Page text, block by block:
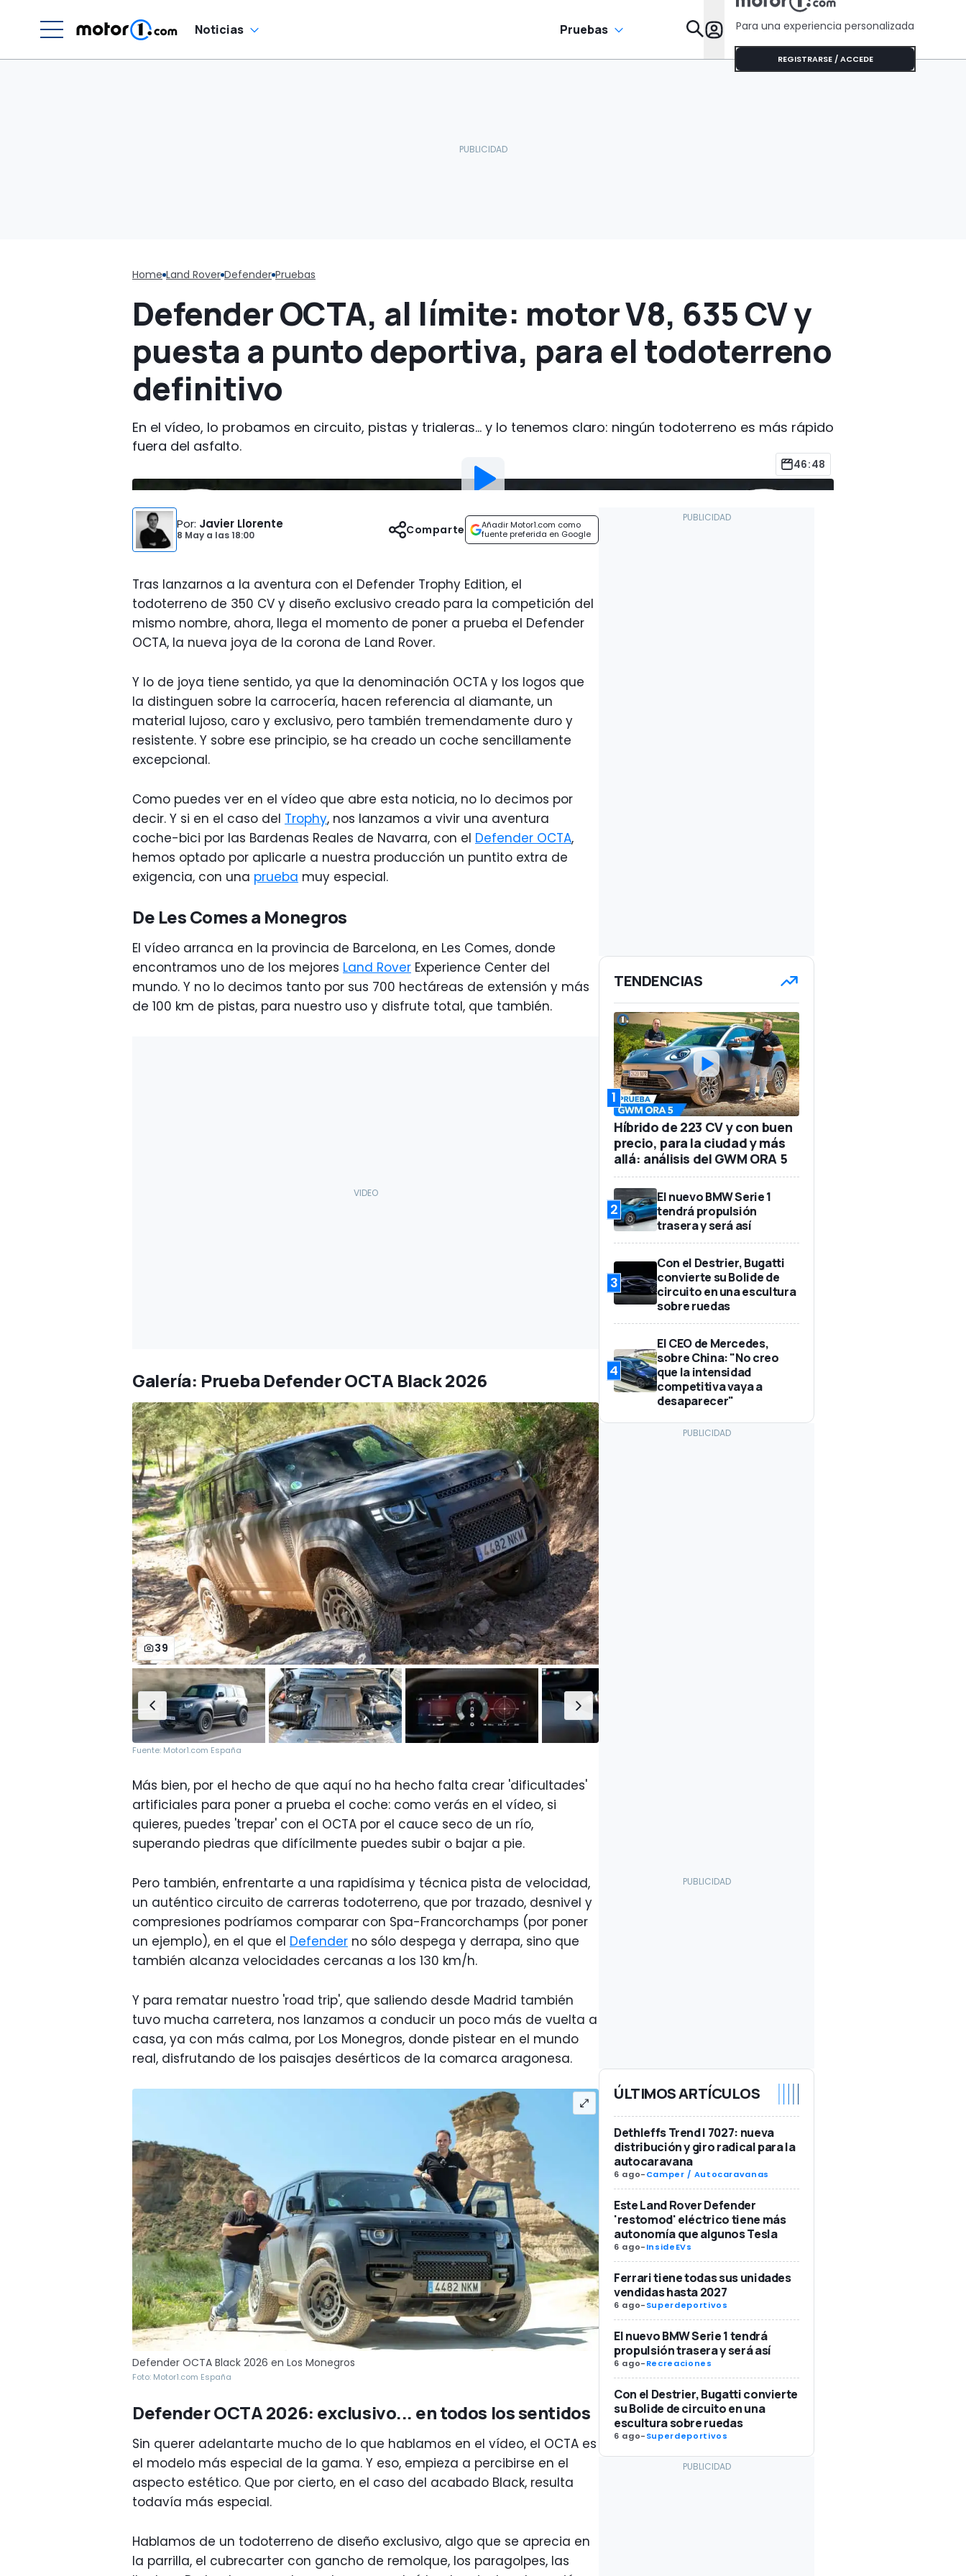
Noticias Pruebas Para una experiencia personalizada
REGISTRARSE / ACCEDE
Home Land Rover Defender Pruebas
Defender OCTA, al límite: motor V8, 635 CV y
puesta a punto deportiva, para el todoterreno
definitivo
En el vídeo, lo probamos en circuito, pistas y trialeras... y lo tenemos claro: ningún todoterreno es más rápido
fuera del asfalto.
46:48
Por: Javier Llorente
8 May a las18:00
Añadir Motor1.com como
fuente preferida en Google
Comparte
Tras lanzarnos a la aventura con el Defender Trophy Edition, el
todoterreno de 350 CV y diseño exclusivo creado para la competición del
mismo nombre, ahora, llega el momento de poner a prueba el Defender
OCTA, la nueva joya de la corona de Land Rover.
Y lo de joya tiene sentido, ya que la denominación OCTA y los logos que
la distinguen sobre la carrocería, hacen referencia al diamante, un
material lujoso, caro y exclusivo, pero también tremendamente duro y
resistente. Y sobre ese principio, se ha creado un coche sencillamente
excepcional.
Como puedes ver en el vídeo que abre esta noticia, no lo decimos por
decir. Y si en el caso del Trophy, nos lanzamos a vivir una aventura
coche-bici por las Bardenas Reales de Navarra, con el Defender OCTA,
hemos optado por aplicarle a nuestra producción un puntito extra de
exigencia, con una prueba muy especial.
De Les Comes a Monegros
El vídeo arranca en la provincia de Barcelona, en Les Comes, donde
encontramos uno de los mejores Land Rover Experience Center del
mundo. Y no lo decimos tanto por sus 700 hectáreas de extensión y más
de 100 km de pistas, para nuestro uso y disfrute total, que también.
Galería: Prueba Defender OCTA Black 2026
39
Fuente: Motor1.com España
Más bien, por el hecho de que aquí no ha hecho falta crear 'dificultades'
artificiales para poner a prueba el coche: como verás en el vídeo, si
quieres, puedes 'trepar' con el OCTA por el cauce seco de un río,
superando piedras que difícilmente puedes subir o bajar a pie.
Pero también, enfrentarte a una rapidísima y técnica pista de velocidad,
un auténtico circuito de carreras todoterreno, que por trazado, desnivel y
compresiones podríamos comparar con Spa-Francorchamps (por poner
un ejemplo), en el que el Defender no sólo despega y derrapa, sino que
también alcanza velocidades cercanas a los 130 km/h.
Y para rematar nuestro 'road trip', que saliendo desde Madrid también
tuvo mucha carretera, nos lanzamos a conducir un poco más de vuelta a
casa, ya con más calma, por Los Monegros, donde pistear en el mundo
real, disfrutando de los paisajes desérticos de la comarca aragonesa.
Defender OCTA Black 2026 en Los Monegros
Foto: Motor1.com España
Defender OCTA 2026: exclusivo... en todos los sentidos
Sin querer adelantarte mucho de lo que hablamos en el vídeo, el OCTA es
el modelo más especial de la gama. Y eso, empieza a percibirse en el
aspecto estético. Que por cierto, en el caso del acabado Black, resulta
todavía más especial.
Hablamos de un todoterreno de diseño exclusivo, algo que se aprecia en
la parrilla, el cubrecarter con gancho de remolque, los paragolpes, las
TENDENCIAS
1
Híbrido de 223 CV y con buen
precio, para la ciudad y más
allá: análisis del GWM ORA 5
2
El nuevo BMW Serie 1
tendrá propulsión
trasera y será así
3
Con el Destrier, Bugatti
convierte su Bolide de
circuito en una escultura
sobre ruedas
4
El CEO de Mercedes,
sobre China: "No creo
que la intensidad
competitiva vaya a
desaparecer"
ÚLTIMOS ARTÍCULOS
Dethleffs Trend I 7027: nueva
distribución y giro radical para la
autocaravana
6 ago-Camper / Autocaravanas
Este Land Rover Defender
'restomod' eléctrico tiene más
autonomía que algunos Tesla
6 ago-InsideEVs
Ferrari tiene todas sus unidades
vendidas hasta 2027
6 ago-Superdeportivos
El nuevo BMW Serie 1 tendrá
propulsión trasera y será así
6 ago-Recreaciones
Con el Destrier, Bugatti convierte
su Bolide de circuito en una
escultura sobre ruedas
6 ago-Superdeportivos